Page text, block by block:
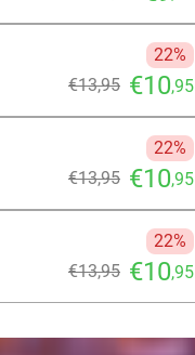
22%
€13,95 €10,95
22%
€13,95 €10,95
22%
€13,95 €10,95